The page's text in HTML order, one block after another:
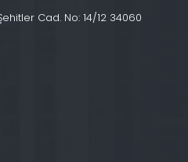
Cad. No: 14/12 34060